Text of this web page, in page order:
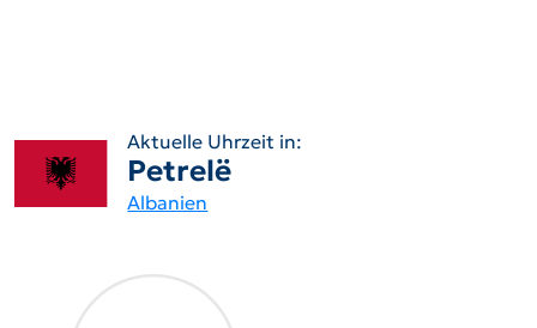
Aktuelle Uhrzeit in:
Petrelë
Albanien